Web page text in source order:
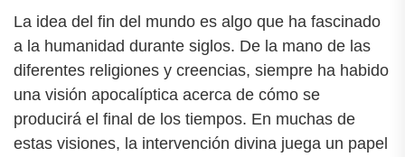
La idea del fin del mundo es algo que ha fascinado
a la humanidad durante siglos. De la mano de las
diferentes religiones y creencias, siempre ha habido
una visión apocalíptica acerca de cómo se
producirá el final de los tiempos. En muchas de
estas visiones, la intervención divina juega un papel